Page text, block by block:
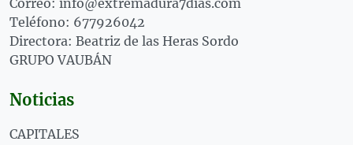
Correo: info@extremadura7dias.com
Teléfono: 677926042
Directora: Beatriz de las Heras Sordo
GRUPO VAUBÁN
Noticias
CAPITALES